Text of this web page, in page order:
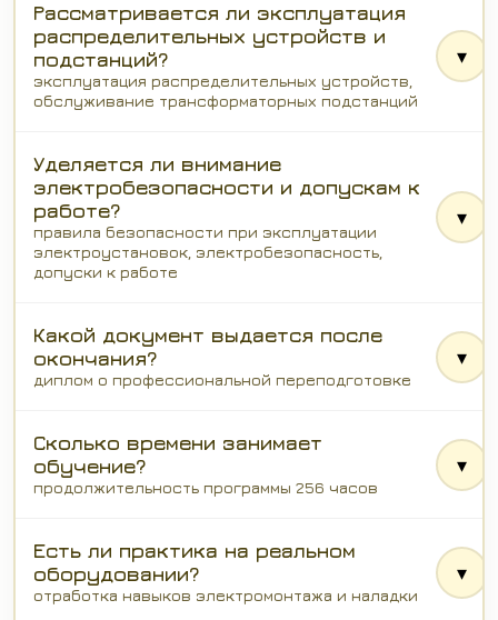
Рассматривается ли эксплуатация
распределительных устройств и
подстанций?
эксплуатация распределительных устройств,
обслуживание трансформаторных подстанций
▾
Уделяется ли внимание
электробезопасности и допускам к
работе?
правила безопасности при эксплуатации
электроустановок, электробезопасность,
допуски к работе
▾
Какой документ выдается после
окончания?
диплом о профессиональной переподготовке
▾
Сколько времени занимает
обучение?
продолжительность программы 256 часов
▾
Есть ли практика на реальном
оборудовании?
отработка навыков электромонтажа и наладки
▾